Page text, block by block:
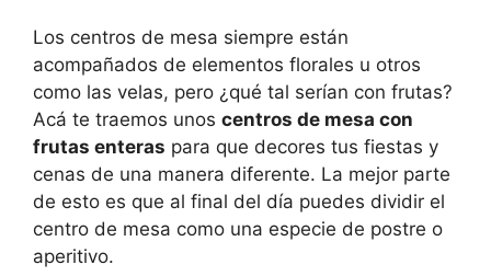
Los centros de mesa siempre están
acompañados de elementos florales u otros
como las velas, pero ¿qué tal serían con frutas?
Acá te traemos unos centros de mesa con
frutas enteras para que decores tus fiestas y
cenas de una manera diferente. La mejor parte
de esto es que al final del día puedes dividir el
centro de mesa como una especie de postre o
aperitivo.